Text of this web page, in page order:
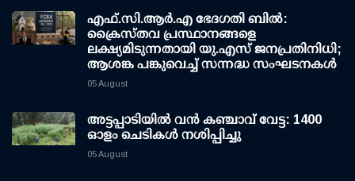
എഫ്.സി.ആര്‍.എ ഭേദഗതി ബില്‍:
ക്രൈസ്തവ പ്രസ്ഥാനങ്ങളെ
ലക്ഷ്യമിടുന്നതായി യു.എസ് ജനപ്രതിനിധി;
ആശങ്ക പങ്കുവെച്ച് സന്നദ്ധ സംഘടനകള്‍
05 August
അട്ടപ്പാടിയില്‍ വന്‍ കഞ്ചാവ് വേട്ട: 1400
ഓളം ചെടികള്‍ നശിപ്പിച്ചു
05 August